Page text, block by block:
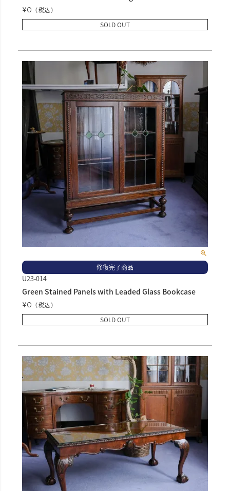
¥0 税込
SOLD OUT
修復完了商品
U23-014
Green Stained Panels with Leaded Glass Bookcase
¥0 税込
SOLD OUT